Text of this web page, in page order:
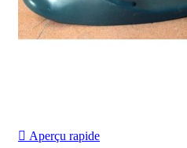
 Aperçu rapide